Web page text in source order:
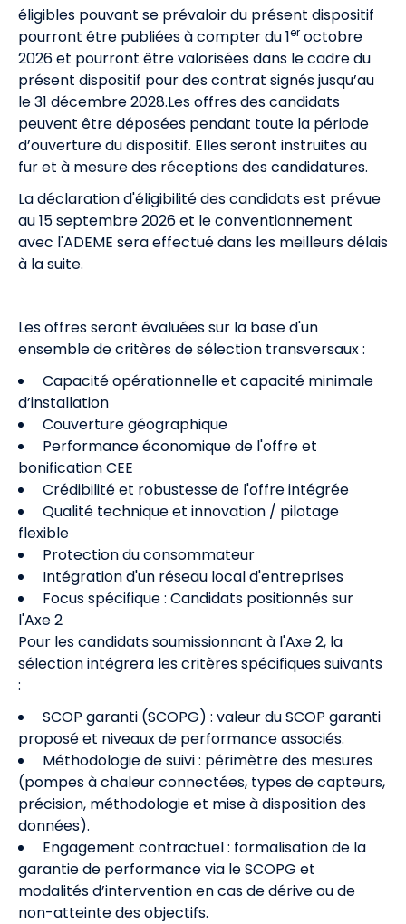
éligibles pouvant se prévaloir du présent dispositif
pourront être publiées à compter du 1er octobre
2026 et pourront être valorisées dans le cadre du
présent dispositif pour des contrat signés jusqu’au
le 31 décembre 2028.Les offres des candidats
peuvent être déposées pendant toute la période
d’ouverture du dispositif. Elles seront instruites au
fur et à mesure des réceptions des candidatures.
La déclaration d'éligibilité des candidats est prévue
au 15 septembre 2026 et le conventionnement
avec l'ADEME sera effectué dans les meilleurs délais
à la suite.
Les offres seront évaluées sur la base d'un
ensemble de critères de sélection transversaux :
Capacité opérationnelle et capacité minimale
d’installation
Couverture géographique
Performance économique de l'offre et
bonification CEE
Crédibilité et robustesse de l'offre intégrée
Qualité technique et innovation / pilotage
flexible
Protection du consommateur
Intégration d'un réseau local d'entreprises
Focus spécifique : Candidats positionnés sur
l'Axe 2
Pour les candidats soumissionnant à l'Axe 2, la
sélection intégrera les critères spécifiques suivants
:
SCOP garanti (SCOPG) : valeur du SCOP garanti
proposé et niveaux de performance associés.
Méthodologie de suivi : périmètre des mesures
(pompes à chaleur connectées, types de capteurs,
précision, méthodologie et mise à disposition des
données).
Engagement contractuel : formalisation de la
garantie de performance via le SCOPG et
modalités d’intervention en cas de dérive ou de
non-atteinte des objectifs.